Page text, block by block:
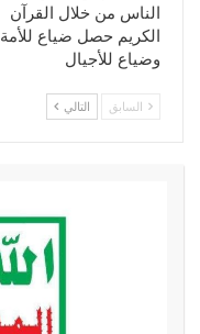
الناس من خلال القرآن
الكريم حصل ضياع للأمة
وضياع للأجيال
السابق التالي